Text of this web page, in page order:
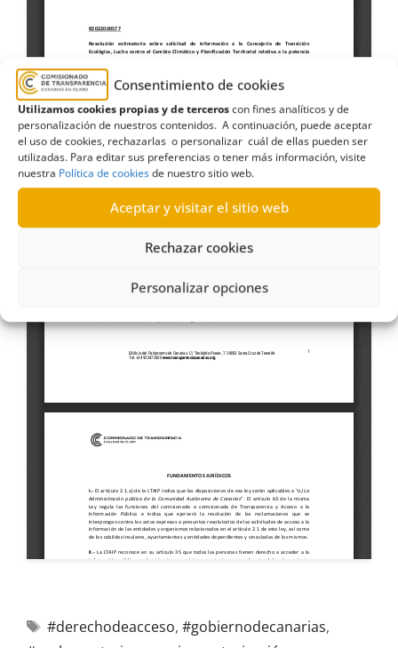
Consentimiento de cookies
Utilizamos cookies propias y de terceroscon fines analíticos y de
personalización de nuestros contenidos. A continuación, puede aceptar
el uso de cookies, rechazarlas o personalizar cuál de ellas pueden ser
utilizadas. Para editar sus preferencias o tener más información, visite
nuestra Política de cookiesde nuestro sitio web.
Aceptar y visitar el sitio web
Rechazar cookies
Personalizar opciones
#derechodeacceso, #gobiernodecanarias,